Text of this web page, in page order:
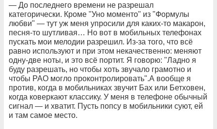
— До последнего времени не разрешал
категорически. Кроме "Уно моменто" из "Формулы
любви" — тут уж меня упросили для каких-то макарон,
песня-то шутливая… Но вот в мобильных телефонах
пускать мои мелодии разрешил. Из-за того, что всё
равно используют и при этом некачественно: меняют
одну-две ноты, и это всё портит. Я говорю: "Ладно я
буду разрешать, но чтобы хоть звучало грамотно и
чтобы РАО могло проконтролировать".А вообще я
против, когда в мобильниках звучит Бах или Бетховен,
когда коверкают классику. У меня в телефоне обычный
сигнал — и хватит. Пусть попсу в мобильники суют, ей
и там самое место.